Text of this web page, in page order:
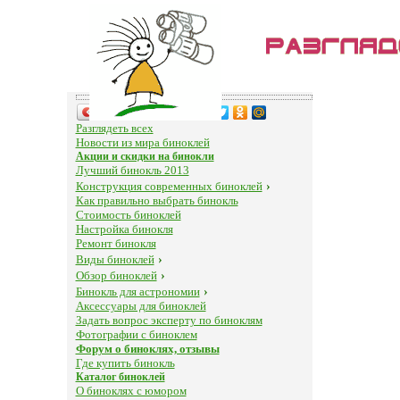
Поделиться…
Разглядеть всех
Новости из мира биноклей
Акции и скидки на бинокли
Лучший бинокль 2013
Конструкция современных биноклей ›
Как правильно выбрать бинокль
Стоимость биноклей
Настройка бинокля
Ремонт бинокля
Виды биноклей ›
Обзор биноклей ›
Бинокль для астрономии ›
Аксессуары для биноклей
Задать вопрос эксперту по биноклям
Фотографии с биноклем
Форум о биноклях, отзывы
Где купить бинокль
Каталог биноклей
О биноклях с юмором